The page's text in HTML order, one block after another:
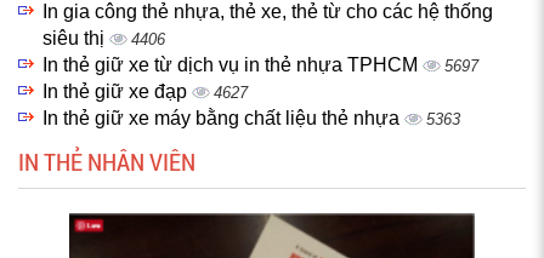
In gia công thẻ nhựa, thẻ xe, thẻ từ cho các hệ thống
siêu thị
4406
In thẻ giữ xe từ dịch vụ in thẻ nhựa TPHCM 5697
In thẻ giữ xe đạp 4627
In thẻ giữ xe máy bằng chất liệu thẻ nhựa 5363
IN THẺ NHÂN VIÊN